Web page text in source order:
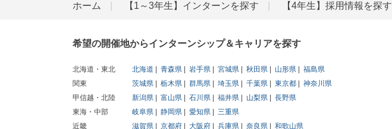
ホーム 【1～3年生】インターンを探す 【4年生】採用情報を探す
希望の開催地からインターンシップ＆キャリアを探す
北海道・東北 北海道 青森県 岩手県 宮城県 秋田県 山形県
福島県
関東
茨城県 栃木県 群馬県 埼玉県 千葉県 東京都
神奈川県
甲信越・北陸
新潟県 富山県 石川県 福井県 山梨県
長野県
東海・中部
岐阜県 静岡県 愛知県
三重県
近畿
滋賀県 京都府 大阪府 兵庫県 奈良県 和歌山県